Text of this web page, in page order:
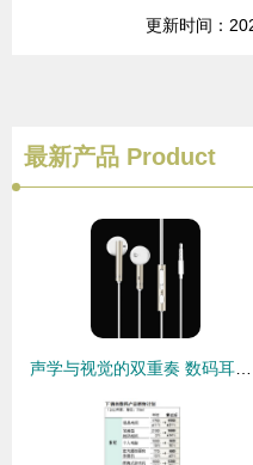
更新时间：
最新产品 Product